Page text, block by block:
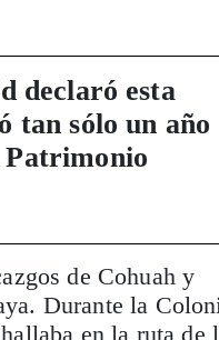
declaró esta
tan sólo un año
Patrimonio
de Cohuah y
Durante la
en la ruta de